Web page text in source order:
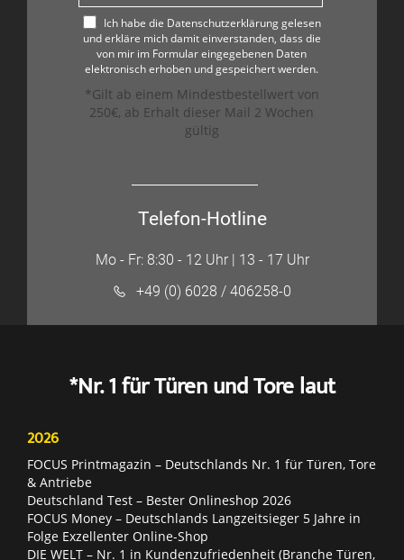
Ich habe die Datenschutzerklärung gelesen
und erkläre mich damit einverstanden, dass die
von mir im Formular eingegebenen Daten
elektronisch erhoben und gespeichert werden.
*Gilt ab einem Mindestbestellwert von
250€, ab Erhalt dieser Mail 2 Wochen
gültig
Telefon-Hotline
Mo - Fr: 8:30 - 12 Uhr | 13 - 17 Uhr
+49 (0) 6028 / 406258-0
*Nr. 1 für Türen und Tore laut
2026
FOCUS Printmagazin – Deutschlands Nr. 1 für Türen, Tore
& Antriebe
Deutschland Test – Bester Onlineshop 2026
FOCUS Money – Deutschlands Langzeitsieger 5 Jahre in
Folge Exzellenter Online-Shop
DIE WELT – Nr. 1 in Kundenzufriedenheit (Branche Türen,